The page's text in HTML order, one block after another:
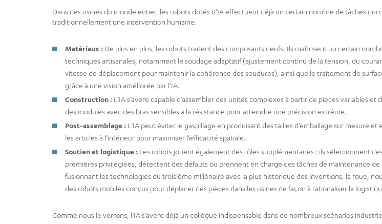
Dans des usines du monde entier, les robots dotés d’IA effectuent déjà un certain nombre de tâches qui
traditionnellement une intervention humaine.
Matériaux : De plus en plus, les robots traitent des composants neufs. Ils maîtrisent un certain
techniques artisanales, notamment le soudage adaptatif (ajustement continu de la tension, du
vitesse de déplacement pour maintenir la cohérence des soudures), ainsi que le traitement de
grâce à une vision améliorée par l’IA.
Construction : L’IA s’avère capable d’assembler des unités complexes à partir de pièces variables et
des modules avec des bras sensibles à la résistance pour atteindre une précision extrême.
Post-assemblage : L’IA peut éviter le gaspillage en produisant des tailles d’emballage sur mesure et
les articles à l’intérieur pour maximiser l’efficacité spatiale.
Soutien et logistique : Les robots jouent également des rôles supplémentaires : ils sélectionnent
premières privilégiées, détectent des défauts ou prennent en charge des tâches de maintenance de
fusionnant les technologies du troisième millénaire avec la plus historique des inventions, la roue,
des robots mobiles conçus pour déplacer des pièces dans les usines de façon à rationaliser la
Comme nous le verrons, l’IA s’avère déjà un collègue indispensable dans de nombreux scénarios